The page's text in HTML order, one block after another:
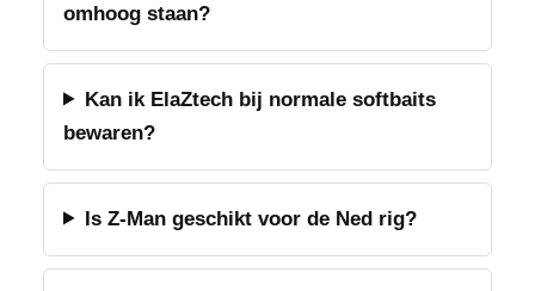
omhoog staan?
Kan ik ElaZtech bij normale softbaits
bewaren?
Is Z-Man geschikt voor de Ned rig?